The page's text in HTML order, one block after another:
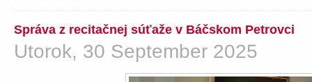
Správa z recitačnej súťaže v Báčskom Petrovci
Utorok, 30 September 2025